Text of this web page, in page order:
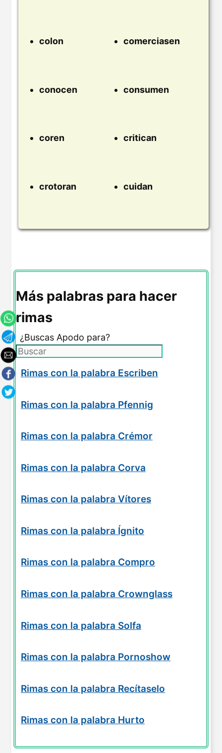
colon comerciasen
conocen consumen
coren critican
crotoran cuidan
Más palabras para hacer
rimas
¿Buscas Apodo para?
Rimas con la palabra Escriben
Rimas con la palabra Pfennig
Rimas con la palabra Crémor
Rimas con la palabra Corva
Rimas con la palabra Vítores
Rimas con la palabra Ígnito
Rimas con la palabra Compro
Rimas con la palabra Crownglass
Rimas con la palabra Solfa
Rimas con la palabra Pornoshow
Rimas con la palabra Recítaselo
Rimas con la palabra Hurto